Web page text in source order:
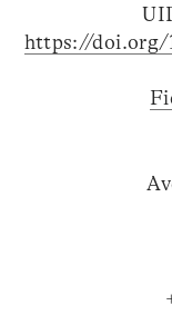
https://doi.org/